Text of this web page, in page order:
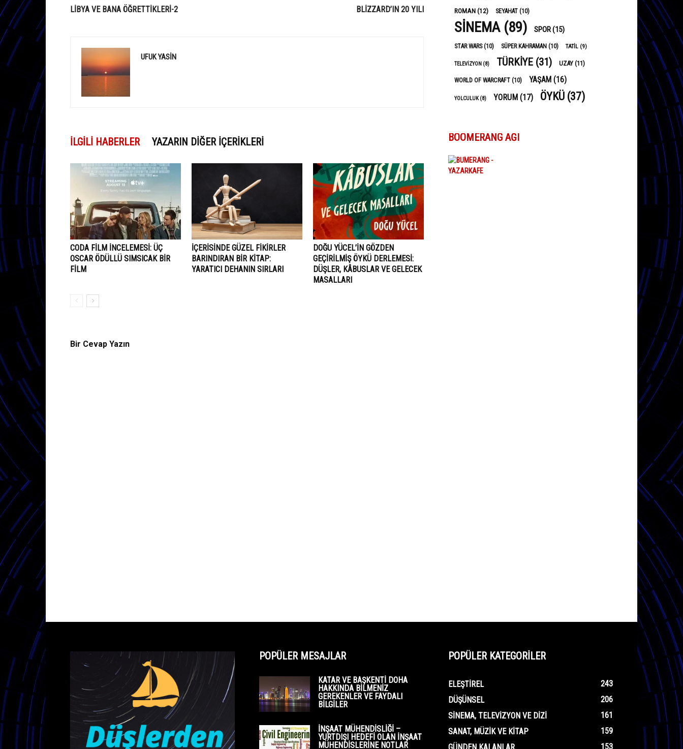
LIBYA VE BANA ÖĞRETTIKLERI-2 BLIZZARD’IN 20 YILI
UFUK YASIN
İLGILI HABERLER YAZARIN DIĞER İÇERIKLERI
CODA FILM İNCELEMESI: ÜÇ
OSCAR ÖDÜLLÜ SIMSICAK BIR
FILM
İÇERISINDE GÜZEL FIKIRLER
BARINDIRAN BIR KITAP:
YARATICI DEHANIN SIRLARI
DOĞU YÜCEL’IN GÖZDEN
GEÇIRILMIŞ ÖYKÜ DERLEMESI:
DÜŞLER, KÂBUSLAR VE GELECEK
MASALLARI
Bir Cevap Yazın
ROMAN(12) SEYAHAT (10)
SINEMA(89) SPOR(15)
STAR WARS(10) SÜPER KAHRAMAN (10) TATIL (9)
TELEVIZYON (8) TÜRKIYE (31) UZAY (11)
WORLD OF WARCRAFT (10) YAŞAM (16)
YOLCULUK(8) YORUM (17) ÖYKÜ (37)
BOOMERANG AĞI
POPÜLER MESAJLAR
KATAR VE BAŞKENTI DOHA
HAKKINDA BILMENIZ
GEREKENLER VE FAYDALI
BILGILER
İNŞAAT MÜHENDISLIĞI –
YURTDIŞI HEDEFI OLAN İNŞAAT
MÜHENDISLERINE NOTLAR
POPÜLER KATEGORİLER
ELEŞTIREL
243
DÜŞÜNSEL
206
SINEMA, TELEVIZYON VE DIZI
161
SANAT, MÜZIK VE KITAP
159
GÜNDEN KALANLAR
153